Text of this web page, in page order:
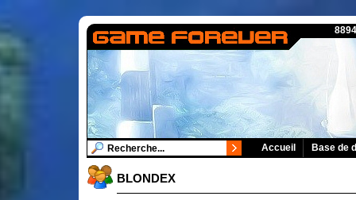
Accueil Base de
BLONDEX